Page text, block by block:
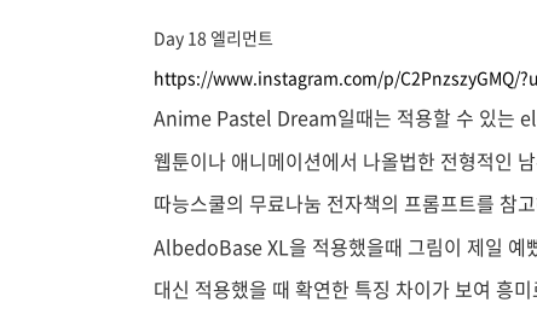
Day 18 엘리먼트
https://www.instagram.com/p/C2PnzszyGMQ/
Anime Pastel Dream일때는 적용할 수 있는
웹툰이나 애니메이션에서 나올법한 전형적인
따능스쿨의 무료나눔 전자책의 프롬프트를 참
AlbedoBase XL을 적용했을때 그림이 제일 예
대신 적용했을 때 확연한 특징 차이가 보여 흥